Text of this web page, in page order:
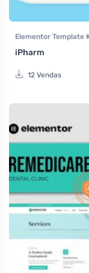
Elementor Template
iPharm
12 Vendas